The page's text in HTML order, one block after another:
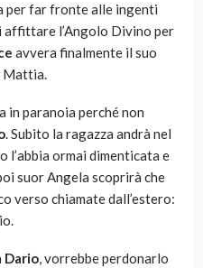
per far fronte alle ingenti
affittare l’Angolo Divino per
avvera finalmente il suo
Mattia.
in paranoia perché non
. Subito la ragazza andrà nel
l’abbia ormai dimenticata e
suor Angela scoprirà che
verso chiamate dall’estero:
Dario, vorrebbe perdonarlo